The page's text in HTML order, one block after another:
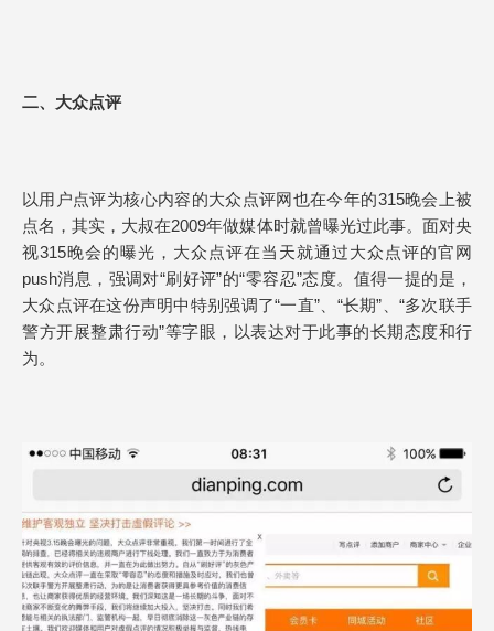
二、大众点评
以用户点评为核心内容的大众点评网也在今年的315晚会上被
点名，其实，大叔在2009年做媒体时就曾曝光过此事。面对央
视315晚会的曝光，大众点评在当天就通过大众点评的官网
push消息，强调对“刷好评”的“零容忍”态度。值得一提的是，
大众点评在这份声明中特别强调了“一直”、“长期”、“多次联手
警方开展整肃行动”等字眼，以表达对于此事的长期态度和行
为。